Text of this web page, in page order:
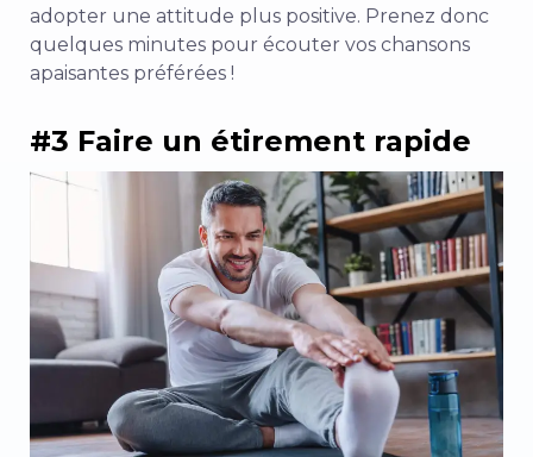
adopter une attitude plus positive. Prenez donc
quelques minutes pour écouter vos chansons
apaisantes préférées !
#3 Faire un étirement rapide